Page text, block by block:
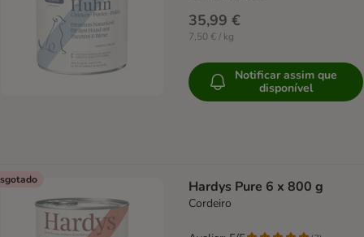
35,99 €
7,50 € / kg
Notificar assim que
disponível
Hardys Pure 6 x 800 g
Cordeiro